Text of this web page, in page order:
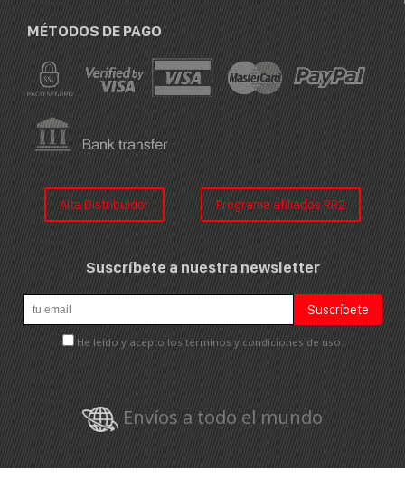
MÉTODOS DE PAGO
Alta Distribuidor Programa afiliados RR2
Suscríbete a nuestra newsletter
He leído y acepto los términos y condiciones de uso.
Envíos a todo el mundo